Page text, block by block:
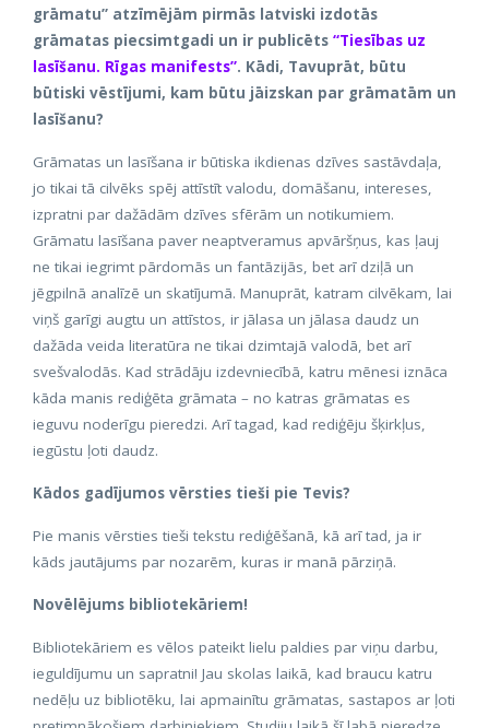
grāmatu” atzīmējām pirmās latviski izdotās
grāmatas piecsimtgadi un ir publicēts “Tiesības uz
lasīšanu. Rīgas manifests”. Kādi, Tavuprāt, būtu
būtiski vēstījumi, kam būtu jāizskan par grāmatām un
lasīšanu?
Grāmatas un lasīšana ir būtiska ikdienas dzīves sastāvdaļa,
jo tikai tā cilvēks spēj attīstīt valodu, domāšanu, intereses,
izpratni par dažādām dzīves sfērām un notikumiem.
Grāmatu lasīšana paver neaptveramus apvāršņus, kas ļauj
ne tikai iegrimt pārdomās un fantāzijās, bet arī dziļā un
jēgpilnā analīzē un skatījumā. Manuprāt, katram cilvēkam, lai
viņš garīgi augtu un attīstos, ir jālasa un jālasa daudz un
dažāda veida literatūra ne tikai dzimtajā valodā, bet arī
svešvalodās. Kad strādāju izdevniecībā, katru mēnesi iznāca
kāda manis rediģēta grāmata – no katras grāmatas es
ieguvu noderīgu pieredzi. Arī tagad, kad rediģēju šķirkļus,
iegūstu ļoti daudz.
Kādos gadījumos vērsties tieši pie Tevis?
Pie manis vērsties tieši tekstu rediģēšanā, kā arī tad, ja ir
kāds jautājums par nozarēm, kuras ir manā pārziņā.
Novēlējums bibliotekāriem!
Bibliotekāriem es vēlos pateikt lielu paldies par viņu darbu,
ieguldījumu un sapratni! Jau skolas laikā, kad braucu katru
nedēļu uz bibliotēku, lai apmainītu grāmatas, sastapos ar ļoti